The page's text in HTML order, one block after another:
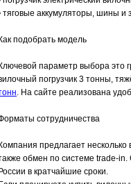
тяговые аккумуляторы, шины и
подобрать модель
параметр выбора это
погрузчик 3 тонны,
. На сайте реализована
сотрудничества
предлагает несколько
обмен по системе trade-in.
в кратчайшие сроки.